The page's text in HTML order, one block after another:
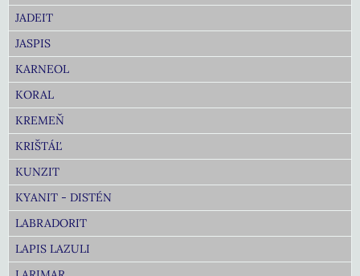
JADEIT
JASPIS
KARNEOL
KORAL
KREMEŇ
KRIŠTÁĽ
KUNZIT
KYANIT - DISTÉN
LABRADORIT
LAPIS LAZULI